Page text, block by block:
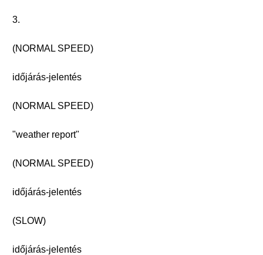
3.
(NORMAL SPEED)
időjárás-jelentés
(NORMAL SPEED)
"weather report"
(NORMAL SPEED)
időjárás-jelentés
(SLOW)
időjárás-jelentés